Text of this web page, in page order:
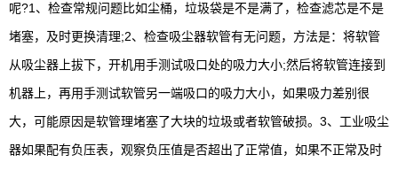
呢?1、检查常规问题比如尘桶，垃圾袋是不是满了，检查滤芯是不是
堵塞，及时更换清理;2、检查吸尘器软管有无问题，方法是：将软管
从吸尘器上拔下，开机用手测试吸口处的吸力大小;然后将软管连接到
机器上，再用手测试软管另一端吸口的吸力大小，如果吸力差别很
大，可能原因是软管理堵塞了大块的垃圾或者软管破损。3、工业吸尘
器如果配有负压表，观察负压值是否超出了正常值，如果不正常及时